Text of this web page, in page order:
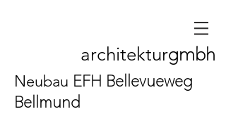
architekturgmbh
Neubau EFH Bellevueweg
Bellmund